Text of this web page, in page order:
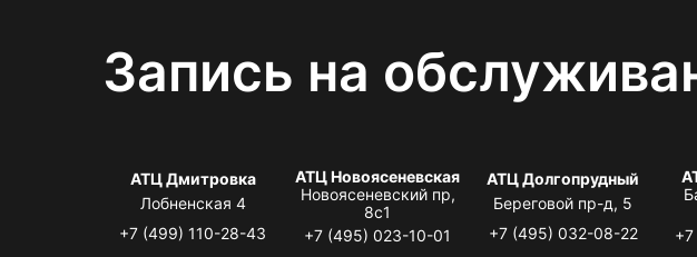
Запись на
АТЦ Дмитровка
Лобненская 4
+7 (499) 110-28-43
АТЦ Новоясеневская
Новоясеневский пр,
8с1
+7 (495) 023-10-01
АТЦ Долгопрудный
Береговой пр-д, 5
+7 (495) 032-08-22